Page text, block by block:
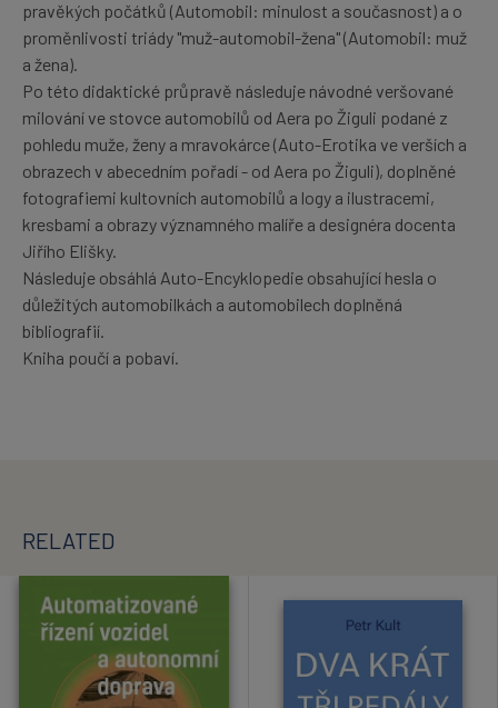
pravěkých počátků (Automobil: minulost a současnost) a o
proměnlivosti triády "muž-automobil-žena" (Automobil: muž
a žena).
Po této didaktické průpravě následuje návodné veršované
milování ve stovce automobilů od Aera po Žiguli podané z
pohledu muže, ženy a mravokárce (Auto-Erotika ve verších a
obrazech v abecedním pořadí - od Aera po Žiguli), doplněné
fotografiemi kultovních automobilů a logy a ilustracemi,
kresbami a obrazy významného malíře a designéra docenta
Jiřího Elišky.
Následuje obsáhlá Auto-Encyklopedie obsahující hesla o
důležitých automobilkách a automobilech doplněná
bibliografií.
Kniha poučí a pobaví.
RELATED